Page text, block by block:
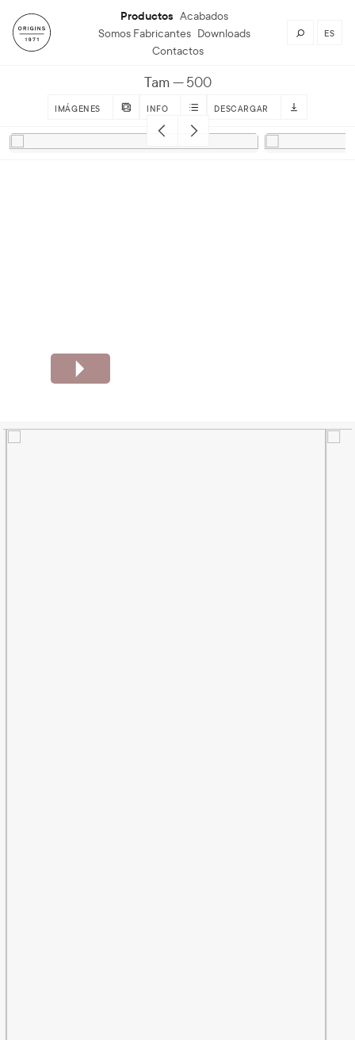
Productos Acabados
Somos Fabricantes Downloads
Contactos
ES
Tam 500
IMÁGENES INFO DESCARGAR